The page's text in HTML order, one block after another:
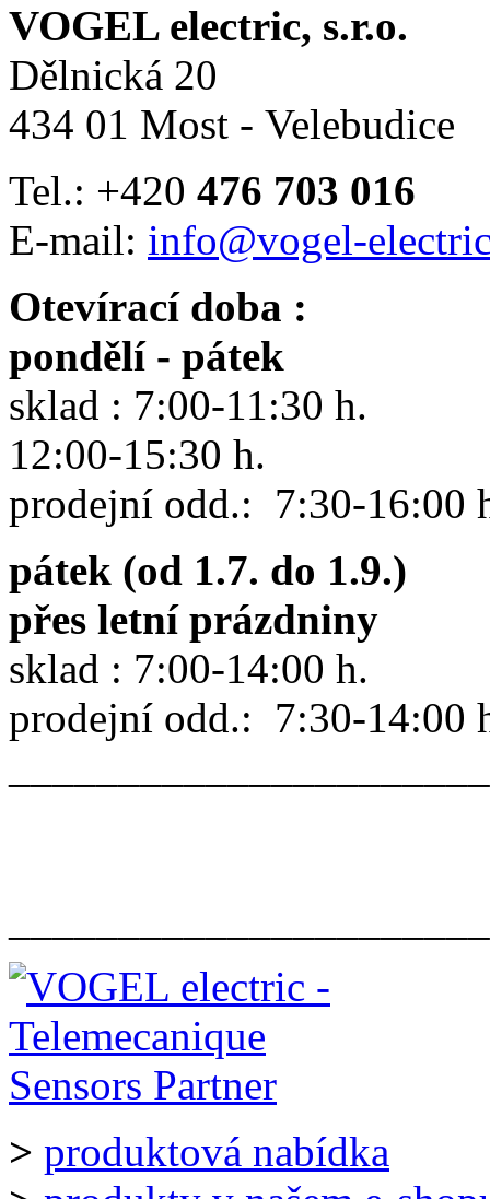
VOGEL electric, s.r.o.
Dělnická 20
434 01 Most - Velebudice
Tel.: +420 476 703 016
E-mail: info@vogel-
Otevírací doba :
pondělí - pátek
sklad : 7:00-11:30 h.
12:00-15:30 h.
prodejní odd.: 7:30-16:00
pátek (od 1.7. do 1.9.)
přes letní prázdniny
sklad : 7:00-14:00 h.
prodejní odd.: 7:30-14:00
> produktová nabídka